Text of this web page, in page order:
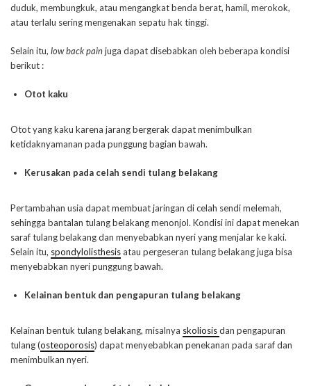
duduk, membungkuk, atau mengangkat benda berat, hamil, merokok,
atau terlalu sering mengenakan sepatu hak tinggi.
Selain itu, low back painjuga dapat disebabkan oleh beberapa kondisi
berikut :
Otot kaku
Otot yang kaku karena jarang bergerak dapat menimbulkan
ketidaknyamanan pada punggung bagian bawah.
Kerusakan pada celah sendi tulang belakang
Pertambahan usia dapat membuat jaringan di celah sendi melemah,
sehingga bantalan tulang belakang menonjol. Kondisi ini dapat menekan
saraf tulang belakang dan menyebabkan nyeri yang menjalar ke kaki.
Selain itu, spondylolisthesisatau pergeseran tulang belakang juga bisa
menyebabkan nyeri punggung bawah.
Kelainan bentuk dan pengapuran tulang belakang
Kelainan bentuk tulang belakang, misalnya skoliosisdan pengapuran
tulang (osteoporosis) dapat menyebabkan penekanan pada saraf dan
menimbulkan nyeri.